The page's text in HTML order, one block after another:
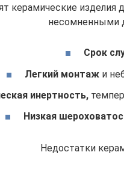
керамические
несомненными
Срок
Легкий монтаж и
инертность,
Низкая
Недостатки